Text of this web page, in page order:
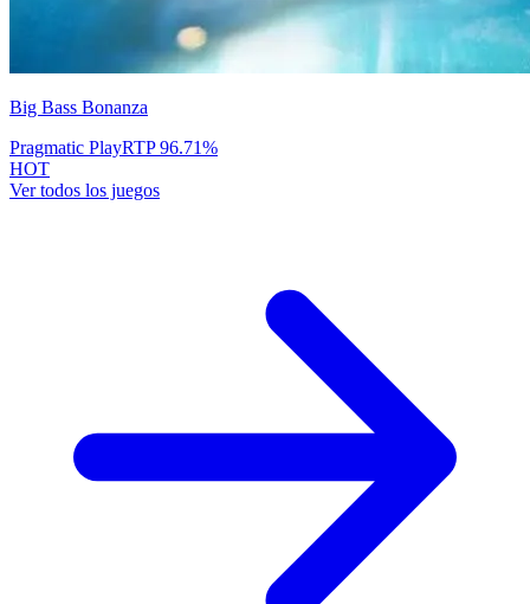
Big Bass Bonanza
Pragmatic PlayRTP96.71%
HOT
Ver todos los juegos